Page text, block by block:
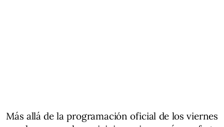
Más allá de la programación oficial de los viernes